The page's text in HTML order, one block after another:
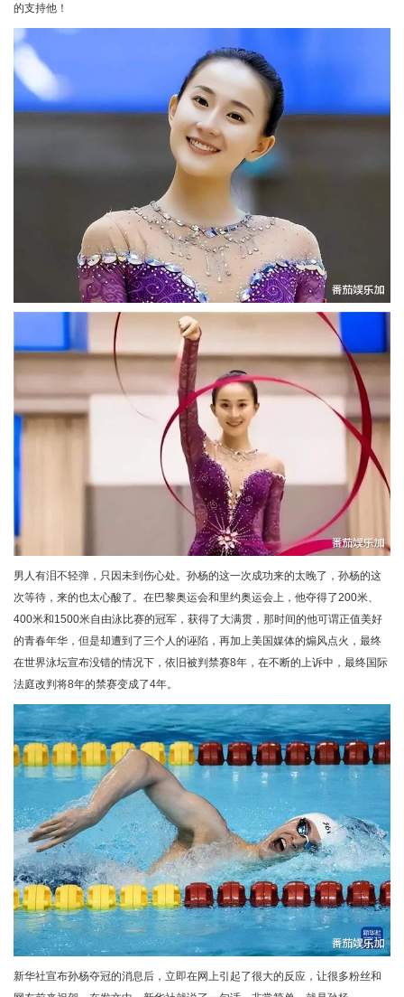
的支持他！
男人有泪不轻弹，只因未到伤心处。孙杨的这一次成功来的太晚了，孙杨的这
次等待，来的也太心酸了。在巴黎奥运会和里约奥运会上，他夺得了200米、
400米和1500米自由泳比赛的冠军，获得了大满贯，那时间的他可谓正值美好
的青春年华，但是却遭到了三个人的诬陷，再加上美国媒体的煽风点火，最终
在世界泳坛宣布没错的情况下，依旧被判禁赛8年，在不断的上诉中，最终国际
法庭改判将8年的禁赛变成了4年。
新华社宣布孙杨夺冠的消息后，立即在网上引起了很大的反应，让很多粉丝和